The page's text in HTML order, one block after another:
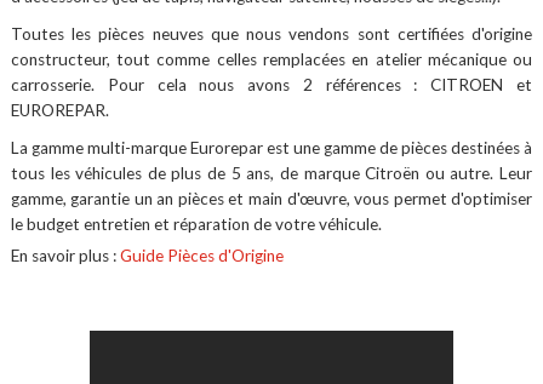
Toutes les pièces neuves que nous vendons sont certifiées d'origine
constructeur, tout comme celles remplacées en atelier mécanique ou
carrosserie. Pour cela nous avons 2 références : CITROEN et
EUROREPAR.
La gamme multi-marque Eurorepar est une gamme de pièces destinées à
tous les véhicules de plus de 5 ans, de marque Citroën ou autre. Leur
gamme, garantie un an pièces et main d'œuvre, vous permet d'optimiser
le budget entretien et réparation de votre véhicule.
En savoir plus :Guide Pièces d'Origine